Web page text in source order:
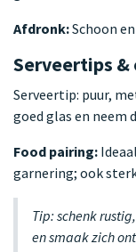
Afdronk:Schoon
Serveertips &
Serveertip: puur,
goed glas en neem
Food pairing:
garnering; ook
Tip: schenk
en smaak zich